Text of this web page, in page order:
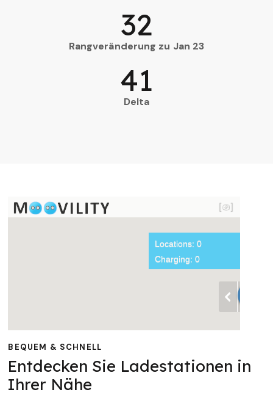
Rangveränderung zu Jan 23
32
Delta
41
BEQUEM & SCHNELL
Entdecken Sie Ladestationen in
Ihrer Nähe